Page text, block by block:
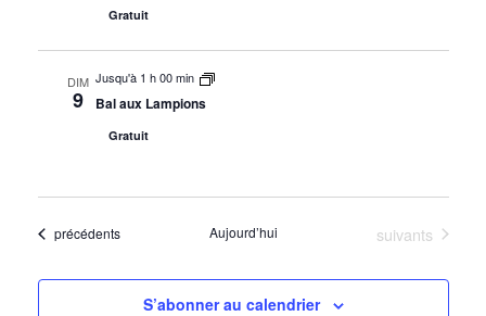
Gratuit
DIM
9
Jusqu'à 1 h 00 min
Bal aux Lampions
Gratuit
Évènements
précédents Aujourd’hui Évènements
suivants
S’abonner au calendrier